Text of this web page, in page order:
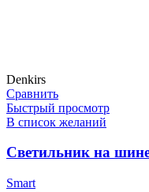
Denkirs
Сравнить
Быстрый просмотр
В список желаний
Светильник на
Smart